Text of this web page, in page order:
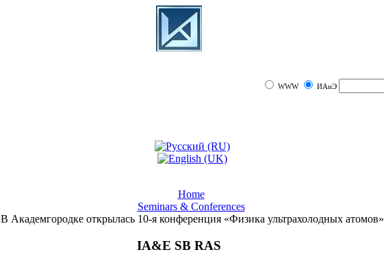
WWW ИАиЭ
Home
Seminars & Conferences
В Академгородке открылась 10-я конференция «Физика ультрахолодных атомов»
IA&E SB RAS